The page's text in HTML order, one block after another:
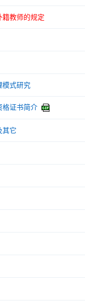
籍教师的规定
模式研究
格证书简介
其它